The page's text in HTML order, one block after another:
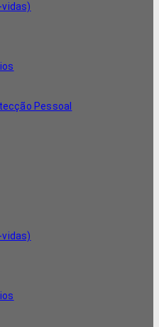
vidas)
Pessoal
vidas)